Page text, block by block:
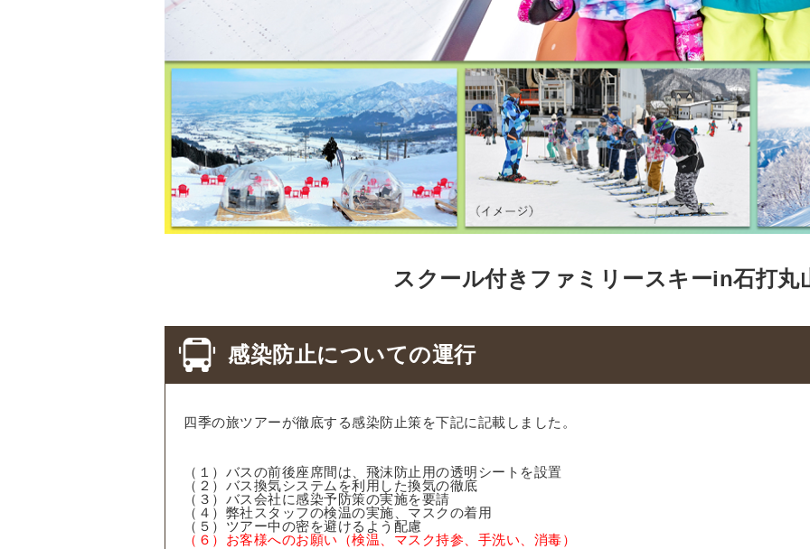
スクール付きファミリースキーin石打丸
感染防止についての運行
四季の旅ツアーが徹底する感染防止策を下記に記載しました。
（１）バスの前後座席間は、飛沫防止用の透明シートを設置
（２）バス換気システムを利用した換気の徹底
（３）バス会社に感染予防策の実施を要請
（４）弊社スタッフの検温の実施、マスクの着用
（５）ツアー中の密を避けるよう配慮
（６）お客様へのお願い（検温、マスク持参、手洗い、消毒）